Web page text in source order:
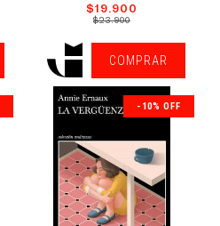
$19.900
$23.900
COMPRAR
-10% OFF